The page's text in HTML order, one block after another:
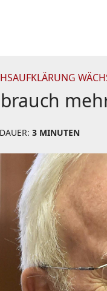
3 MINUTEN